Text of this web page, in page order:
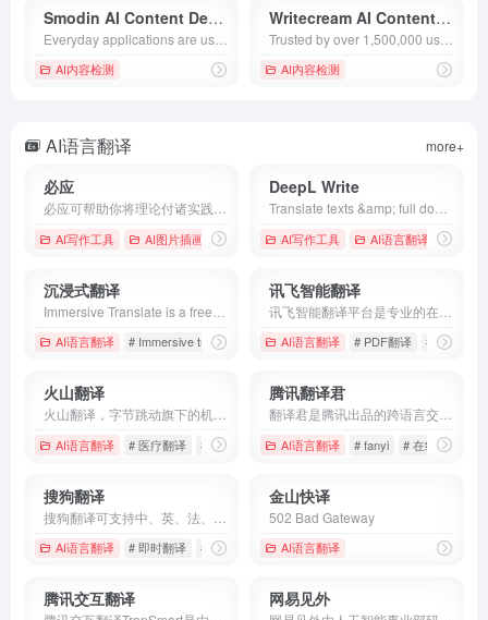
Smodin AI Content Detector
AI内容检测
Writecream AI Content Detector
AI内容检测
AI语言翻译 more+
必应
AI写作工具 AI图片插画生成
DeepL Write
AI写作工具 AI语言翻译
沉浸式翻译
AI语言翻译 # Immersive translation # immersive translation official website
讯飞智能翻译
AI语言翻译 # PDF翻译 # PPT翻译
火山翻译
AI语言翻译 # 医疗翻译 # 即时翻译 # 在线翻译
腾讯翻译君
AI语言翻译 # fanyi # 在线翻译
搜狗翻译
AI语言翻译 # 即时翻译 # 在线翻译 # 搜狗翻译
金山快译
502 Bad Gateway
AI语言翻译
腾讯交互翻译 网易见外